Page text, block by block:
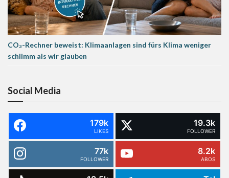
CO₂-Rechner beweist: Klimaanlagen sind fürs Klima weniger
schlimm als wir glauben
Social Media
179k
LIKES
19.3k
FOLLOWER
77k
FOLLOWER
8.2k
ABOS